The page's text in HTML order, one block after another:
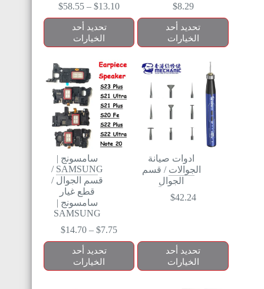
$8.29
تحديد أحد
الخيارات
$13.10
–
$58.55
تحديد أحد
الخيارات
ادوات صيانة
الجوالات / قسم
الجوال
$42.24
تحديد أحد
الخيارات
سامسونج |
SAMSUNG
/
قسم الجوال /
قطع غيار
سامسونج |
SAMSUNG
$7.75
–
$14.70
تحديد أحد
الخيارات